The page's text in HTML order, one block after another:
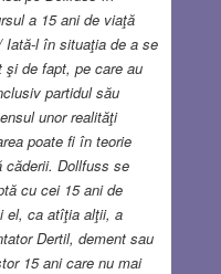
a 15 ani de viaţă
Iată-l în situaţia de a se
de fapt, pe care au
partidul său
unor realităţi
poate fi în teorie
Dollfuss se
cu cei 15 ani de
el, ca atîţia alţii, a
Dertil, dement sau
15 ani care nu mai